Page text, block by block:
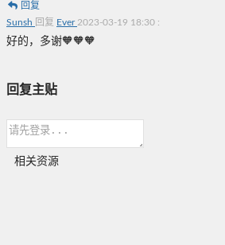
回复
Sunsh 回复 Ever 2023-03-19 18:30 :
好的，多谢🧡🧡🧡
回复主贴
相关资源